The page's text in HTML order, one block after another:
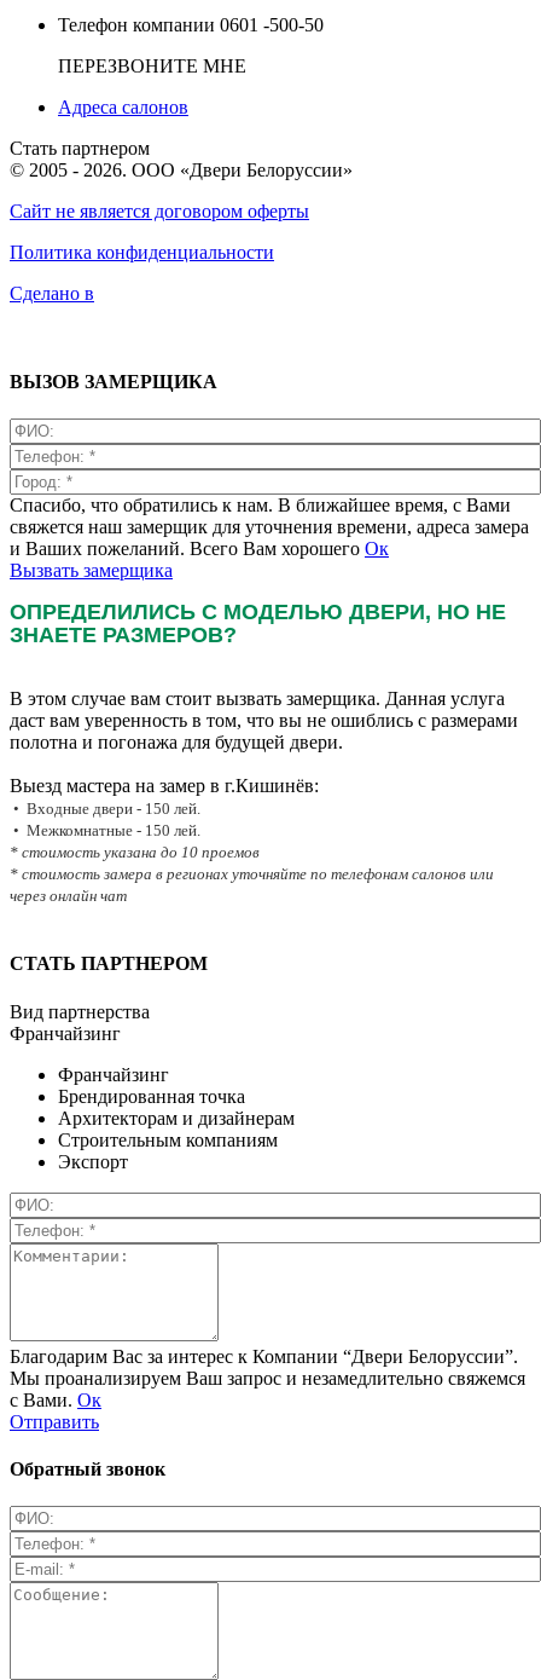
Телефон компании 0601 -500-50
ПЕРЕЗВОНИТЕ МНЕ
Адреса салонов
Стать партнером
© 2005 - 2026. ООО «Двери Белоруссии»
Сайт не является договором оферты
Политика конфиденциальности
Сделано в
ВЫЗОВ ЗАМЕРЩИКА
Спасибо, что обратились к нам. В ближайшее время, с Вами
свяжется наш замерщик для уточнения времени, адреса замера
и Ваших пожеланий. Всего Вам хорошего Ок
Вызвать замерщика
ОПРЕДЕЛИЛИСЬ С МОДЕЛЬЮ ДВЕРИ, НО НЕ
ЗНАЕТЕ РАЗМЕРОВ?
В этом случае вам стоит вызвать замерщика. Данная услуга
даст вам уверенность в том, что вы не ошиблись с размерами
полотна и погонажа для будущей двери.
Выезд мастера на замер в г.Кишинёв:
• Входные двери - 150 лей.
• Межкомнатные - 150 лей.
* стоимость указана до 10 проемов
* стоимость замера в регионах уточняйте по телефонам салонов или
через онлайн чат
СТАТЬ ПАРТНЕРОМ
Вид партнерства
Франчайзинг
Франчайзинг
Брендированная точка
Архитекторам и дизайнерам
Строительным компаниям
Экспорт
Благодарим Вас за интерес к Компании “Двери Белоруссии”.
Мы проанализируем Ваш запрос и незамедлительно свяжемся
с Вами. Ок
Отправить
Обратный звонок